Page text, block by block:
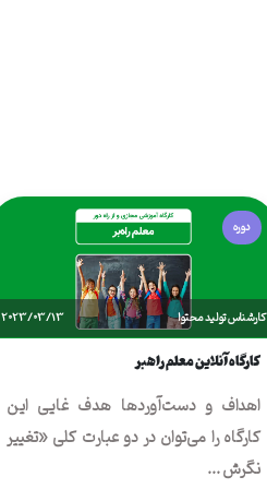
دوره
کارشناس تولید محتوا 2023/03/13
کارگاه آنلاین معلم راهبر
اهداف و دست‌آوردها هدف غایی این
کارگاه را می‌توان در دو عبارت کلی «تغییر
نگرش ...